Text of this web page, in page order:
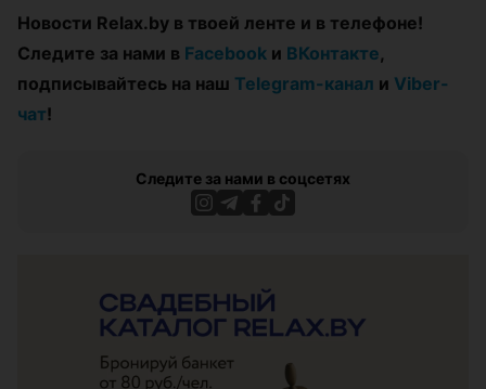
Новости Relax.by в твоей ленте и в телефоне!
Следите за нами в Facebook и ВКонтакте,
подписывайтесь на наш Telegram-канал и Viber-
чат!
Следите за нами в соцсетях